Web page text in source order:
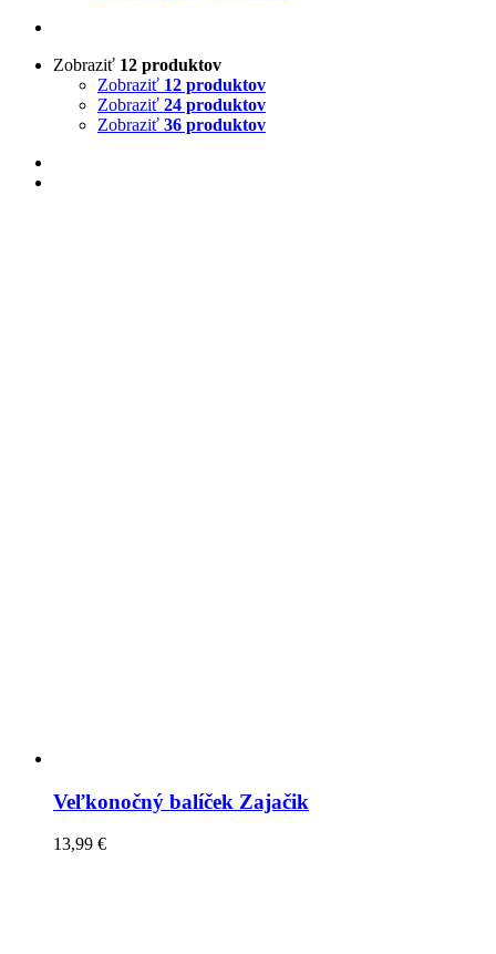
Zobraziť 12 produktov
Zobraziť 12 produktov
Zobraziť 24 produktov
Zobraziť 36 produktov
Veľkonočný balíček Zajačik
13,99 €